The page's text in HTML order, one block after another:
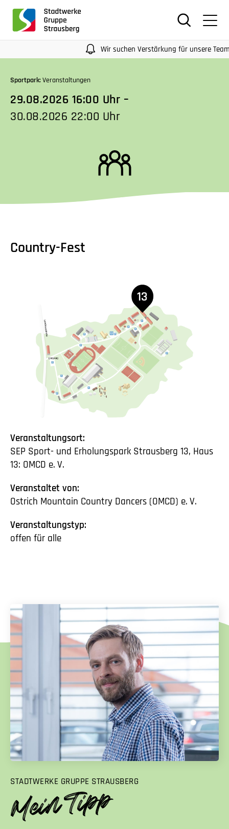
Screenreader
oder
mit
Tabulatorentaste:
Überspringen
der
Wir suchen Verstärkung für unsere
Sportpark: Veranstaltungen
29.08.2026 16:00 Uhr –
30.08.2026 22:00 Uhr
Country-Fest
13
Veranstaltungsort:
SEP Sport- und Erholungspark Strausberg 13, Haus
13: OMCD e. V.
Veranstaltet von:
Ostrich Mountain Country Dancers (OMCD) e. V.
Veranstaltungstyp:
offen für alle
STADTWERKE GRUPPE STRAUSBERG